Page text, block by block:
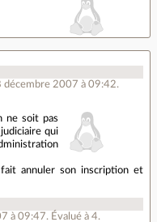
décembre 2007 à 09:42.
ne soit pas
qui
annuler son inscription et
à 09:47. Évalué à4.